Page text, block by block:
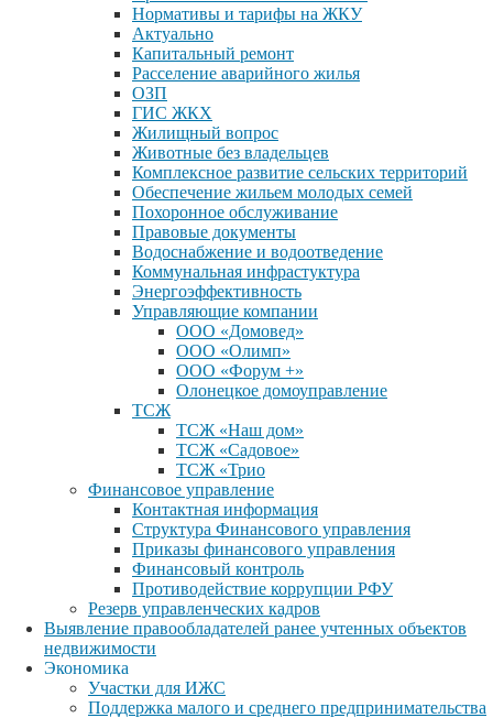
Нормативы и тарифы на ЖКУ
Актуально
Капитальный ремонт
Расселение аварийного жилья
ОЗП
ГИС ЖКХ
Жилищный вопрос
Животные без владельцев
Комплексное развитие сельских территорий
Обеспечение жильем молодых семей
Похоронное обслуживание
Правовые документы
Водоснабжение и водоотведение
Коммунальная инфрастуктура
Энергоэффективность
Управляющие компании
ООО «Домовед»
ООО «Олимп»
ООО «Форум +»
Олонецкое домоуправление
ТСЖ
ТСЖ «Наш дом»
ТСЖ «Садовое»
ТСЖ «Трио
Финансовое управление
Контактная информация
Структура Финансового управления
Приказы финансового управления
Финансовый контроль
Противодействие коррупции РФУ
Резерв управленческих кадров
Выявление правообладателей ранее учтенных объектов
недвижимости
Экономика
Участки для ИЖС
Поддержка малого и среднего предпринимательства